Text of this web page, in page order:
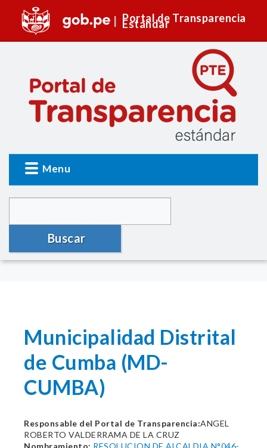
Portal de Transparencia
Estándar
Menu
Buscar
Municipalidad Distrital
de Cumba (MD-
CUMBA)
Responsable del Portal de Transparencia:ANGEL
ROBERTO VALDERRAMA DE LA CRUZ
Nombramiento: RESOLUCION DE ALCALDIA N°046-